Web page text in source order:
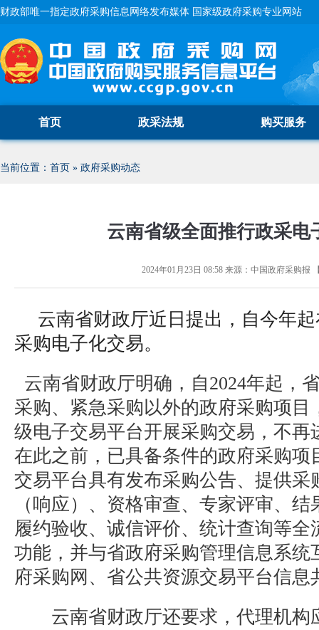
财政部唯一指定政府采购信息网络发布媒体 国家级政府采购专业网站
首页 政采法规 购买服务
当前位置： 首页 » 政府采购动态
云南省级全面推行政采电
2024年01月23日 08:58来源： 中国政府采购报
云南省财政厅近日提出，自今年
采购电子化交易。
云南省财政厅明确，自2024年起，
采购、紧急采购以外的政府采购项目
级电子交易平台开展采购交易，不再
在此之前，已具备条件的政府采购项
交易平台具有发布采购公告、提供采
（响应）、资格审查、专家评审、
履约验收、诚信评价、统计查询等全
功能，并与省政府采购管理信息系统
府采购网、省公共资源交易平台信息
云南省财政厅还要求，代理机构